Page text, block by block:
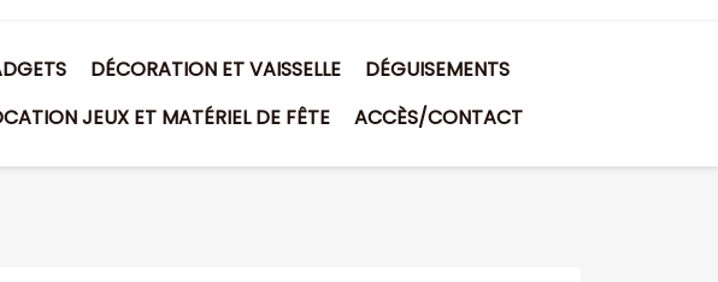
DÉCORATION ET VAISSELLE
DÉGUISEMENTS
JEUX ET MATÉRIEL DE FÊTE ACCÈS/CONTACT